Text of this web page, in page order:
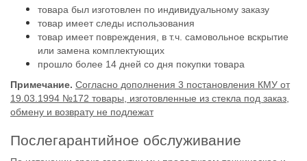
товара был изготовлен по индивидуальному заказу
товар имеет следы использования
товар имеет повреждения, в т.ч. самовольное вскрытие
или замена комплектующих
прошло более 14 дней со дня покупки товара
Примечание. Согласно дополнения 3 постановления КМУ от
19.03.1994 №172 товары, изготовленные из стекла под заказ,
обмену и возврату не подлежат
Послегарантийное обслуживание